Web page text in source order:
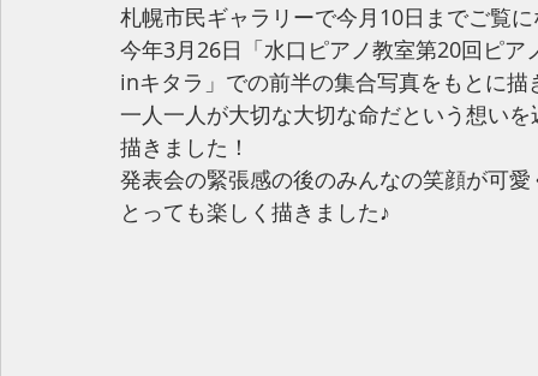
札幌市民ギャラリーで今月10日までご覧
今年3月26日「水口ピアノ教室第20回ピア
inキタラ」での前半の集合写真をもとに
一人一人が大切な大切な命だという想いを
描きました！
発表会の緊張感の後のみんなの笑顔が可愛
とっても楽しく描きました♪